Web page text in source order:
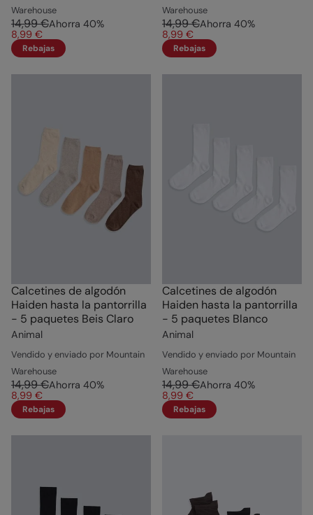
Warehouse
14,99 €Ahorra 40%
8,99 €
Rebajas
Warehouse
14,99 €Ahorra 40%
8,99 €
Rebajas
Calcetines de algodón
Haiden hasta la pantorrilla
- 5 paquetes Beis Claro
Animal
Vendido y enviado por Mountain
Warehouse
14,99 €Ahorra 40%
8,99 €
Rebajas
Calcetines de algodón
Haiden hasta la pantorrilla
- 5 paquetes Blanco
Animal
Vendido y enviado por Mountain
Warehouse
14,99 €Ahorra 40%
8,99 €
Rebajas